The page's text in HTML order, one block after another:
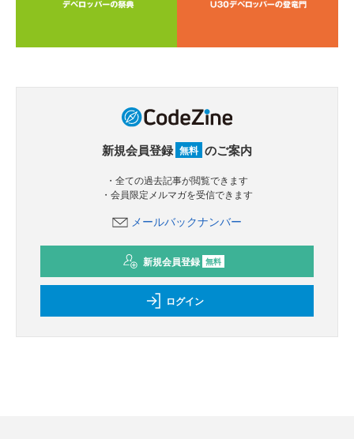
新規会員登録 無料 のご案内
・全ての過去記事が閲覧できます
・会員限定メルマガを受信できます
メールバックナンバー
新規会員登録 無料
ログイン